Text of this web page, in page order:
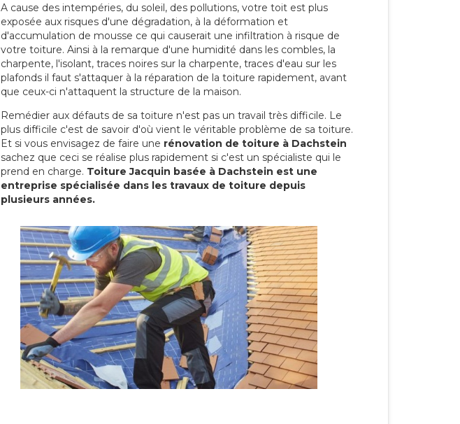
A cause des intempéries, du soleil, des pollutions, votre toit est plus
exposée aux risques d'une dégradation, à la déformation et
d'accumulation de mousse ce qui causerait une infiltration à risque de
votre toiture. Ainsi à la remarque d'une humidité dans les combles, la
charpente, l'isolant, traces noires sur la charpente, traces d'eau sur les
plafonds il faut s'attaquer à la réparation de la toiture rapidement, avant
que ceux-ci n'attaquent la structure de la maison.
Remédier aux défauts de sa toiture n'est pas un travail très difficile. Le
plus difficile c'est de savoir d'où vient le véritable problème de sa toiture.
Et si vous envisagez de faire une rénovation de toiture à Dachstein
sachez que ceci se réalise plus rapidement si c'est un spécialiste qui le
prend en charge. Toiture Jacquin basée à Dachstein est une
entreprise spécialisée dans les travaux de toiture depuis
plusieurs années.